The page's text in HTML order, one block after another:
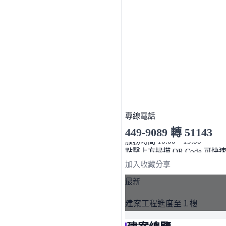
專線電話
449-9089 轉 51143
服務時間 10:00～19:00
加入收藏分享
最新
建案工程進度至１樓